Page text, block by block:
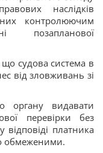
наслідків
контролюючим
позапланової
що судова система в
від зловживань зі
органу видавати
перевірки без
у відповіді платника
обмеженими.